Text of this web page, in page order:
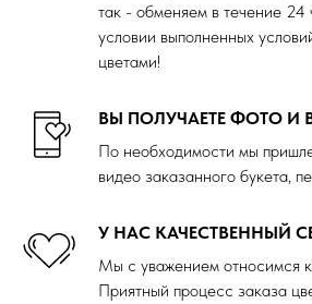
так - обменяем в течение 24
условии выполненных
цветами!
ВЫ ПОЛУЧАЕТЕ ФОТО И
По необходимости мы
видео заказанного букета,
У НАС КАЧЕСТВЕННЫЙ
Мы с уважением относимся
Приятный процесс заказа